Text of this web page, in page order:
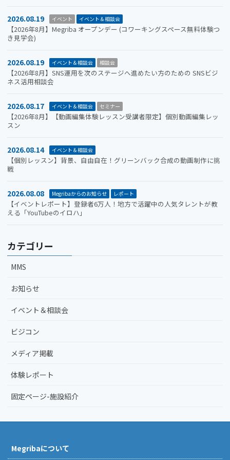
2026.08.19 イベント イベント＆相談会
【2026年8月】Megriba オープンデー (コワーキングスペース無料体験つ
き見学会)
2026.08.19 イベント＆相談会 相談会
【2026年8月】SNS運用を次のステージへ進めたい方のための SNSビジ
ネス活用相談会
2026.08.17 イベント＆相談会 セミナー
【2026年8月】【動画編集体験レッスン受講者限定】個別動画編集レッ
スン
2026.08.14 イベント＆相談会
【個別レッスン】背景、自由自在！グリーンバック合成の動画制作に挑
戦
2026.08.08 Megribaからのお知らせ レポート
【イベントレポート】登録者6万人！地方で活躍中の人気タレントが教
える「YouTubeのイロハ」
カテゴリー
MMS
お知らせ
イベント＆相談会
ビジコン
メディア掲載
体験レポート
固定ページ-施設紹介
Megribaについて